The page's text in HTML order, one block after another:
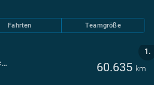
Fahrten Teamgröße
1.
Erzbischöfliche Ursulinen-Realschule Landshut 60.635 km